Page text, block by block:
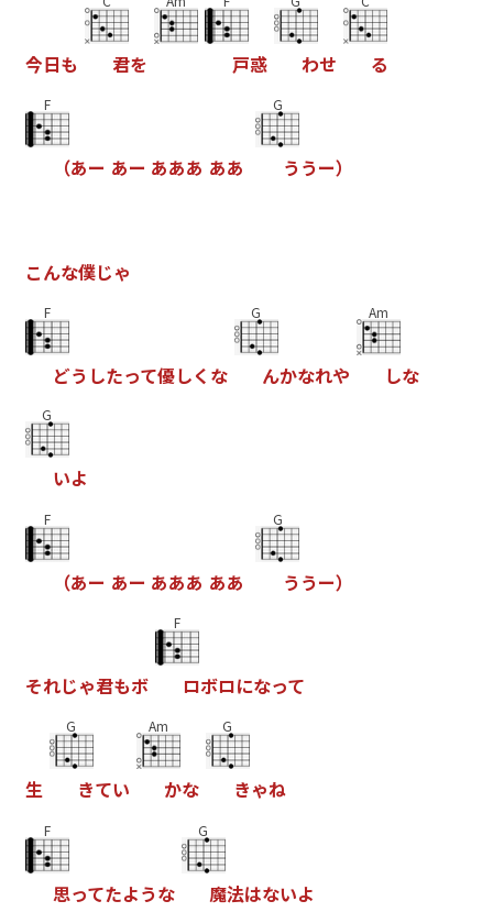
今日も 君を 戸惑 わせ る
F
（あー あー あああ ああ
G
う うー）
こんな僕じゃ
F
どう したって優しく な
G
んかなれや
Am
しな
G
いよ
F
（あー あー あああ ああ
G
う うー）
それじゃ君もボ
F
ロボロになって
生
G
きてい
Am
かな
G
きゃね
F
思ってたような
G
魔法はないよ